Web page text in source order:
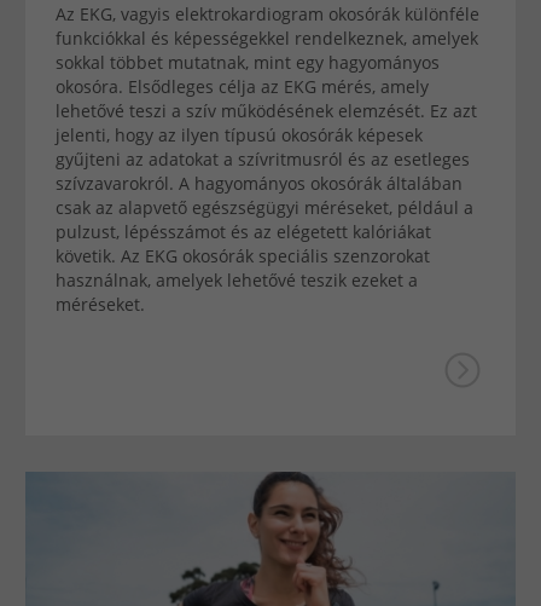
Az EKG, vagyis elektrokardiogram okosórák különféle
funkciókkal és képességekkel rendelkeznek, amelyek
sokkal többet mutatnak, mint egy hagyományos
okosóra. Elsődleges célja az EKG mérés, amely
lehetővé teszi a szív működésének elemzését. Ez azt
jelenti, hogy az ilyen típusú okosórák képesek
gyűjteni az adatokat a szívritmusról és az esetleges
szívzavarokról. A hagyományos okosórák általában
csak az alapvető egészségügyi méréseket, például a
pulzust, lépésszámot és az elégetett kalóriákat
követik. Az EKG okosórák speciális szenzorokat
használnak, amelyek lehetővé teszik ezeket a
méréseket.